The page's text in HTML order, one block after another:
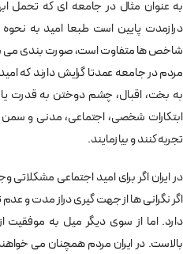
به عنوان مثال در جامعه ای که تحمل
درازمدت پایین است طبعا امید به
شاخص ها متفاوت است، صورت بندی می
مردم در جامعه عمدتا گرایش دارند که
به بخت، اقبال، چشم دوختن به قدرت
ابتکارات شخصی، اجتماعی، مدنی و
تجربه کنند و بیازمایند.
در ایران اگر برای امید اجتماعی مشکلاتی
اگر نگرانی ها از جهت گیری دراز مدت و
دارد. اما از سوی دیگر میل به موفقیت
بالاست. در ایران مردم همچنان می